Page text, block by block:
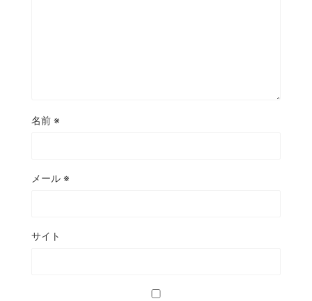
名前 ※
メール ※
サイト